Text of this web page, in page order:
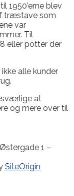
1950’erne blev
træstave som
var
Til
eller potter der
alle kunder
at
og mere over til
1 –
SiteOrigin